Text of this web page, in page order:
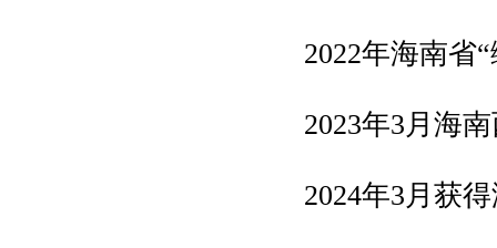
2022年海南省
2023年3月海
2024年3月获